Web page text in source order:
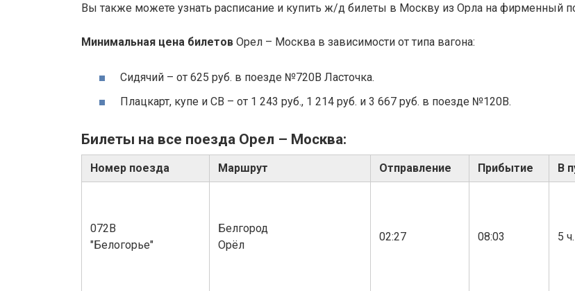
Вы также можете узнать расписание и купить ж/д билеты в Москву из Орла на фирменный
Минимальная цена билетов Орел – Москва в зависимости от типа вагона:
Сидячий – от 625 руб. в поезде №720В Ласточка.
Плацкарт, купе и СВ – от 1 243 руб., 1 214 руб. и 3 667 руб. в поезде №120В.
Билеты на все поезда Орел – Москва:
Номер поезда Маршрут Отправление Прибытие В
072В
"Белогорье"
Белгород
Орёл
02:27 08:03 5